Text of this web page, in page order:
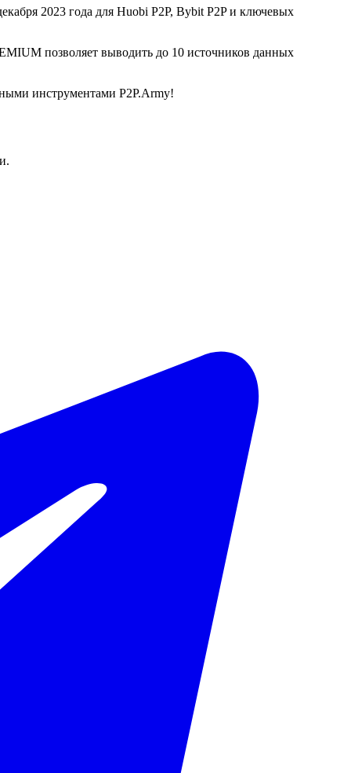
2023 года для Huobi P2P, Bybit P2P и ключевых
позволяет выводить до 10 источников данных
инструментами P2P.Army!